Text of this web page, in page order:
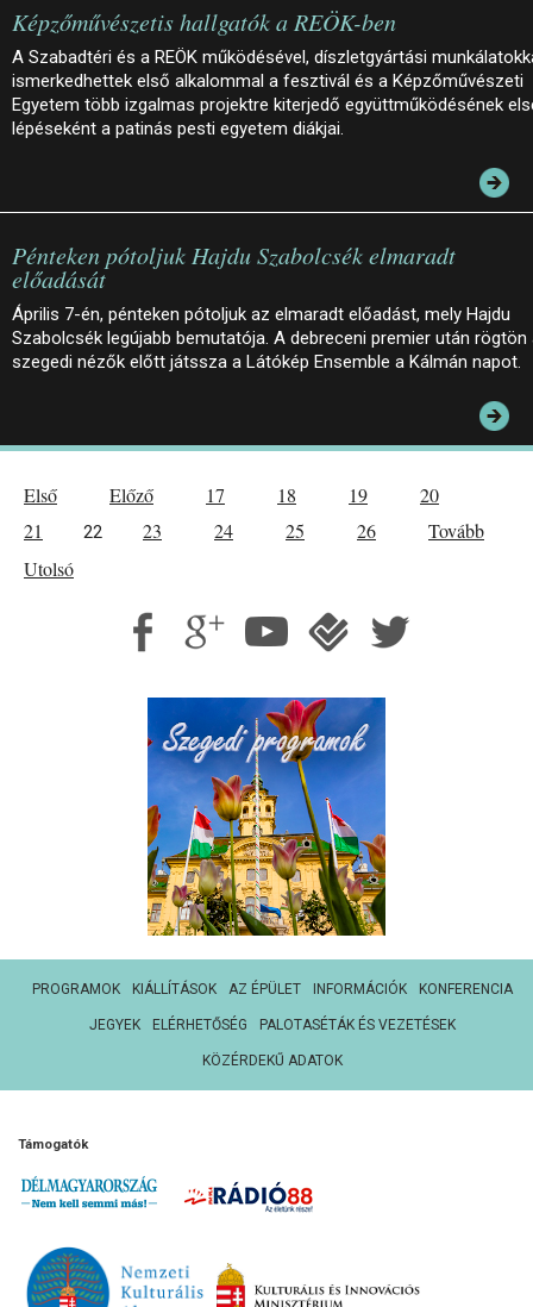
Képzőművészetis hallgatók a REÖK-ben
A Szabadtéri és a REÖK működésével, díszletgyártási
ismerkedhettek első alkalommal a fesztivál és a Képzőművészeti
Egyetem több izgalmas projektre kiterjedő együttműködésének
lépéseként a patinás pesti egyetem diákjai.
Pénteken pótoljuk Hajdu Szabolcsék elmaradt
előadását
Április 7-én, pénteken pótoljuk az elmaradt előadást, mely Hajdu
Szabolcsék legújabb bemutatója. A debreceni premier után rögtön
szegedi nézők előtt játssza a Látókép Ensemble a Kálmán napot.
Első Előző 17 18 19
20
21
22 23 24 25 26
Tovább
Utolsó
PROGRAMOK KIÁLLÍTÁSOK AZ ÉPÜLET INFORMÁCIÓK KONFERENCIA
JEGYEK ELÉRHETŐSÉG PALOTASÉTÁK ÉS VEZETÉSEK
KÖZÉRDEKŰ ADATOK
Támogatók